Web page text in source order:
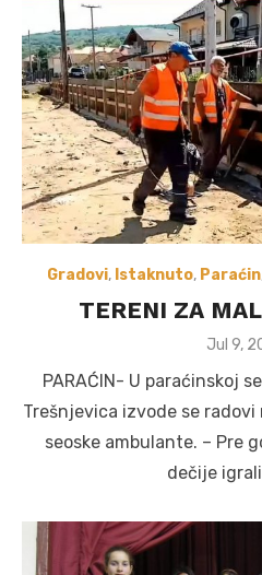
Gradovi, Istaknuto, Paraćin
TERENI ZA
Posted
Jul 9,
PARAĆIN- U paraćinskoj
Trešnjevica izvode se
seoske ambulante. – Pre
dečije